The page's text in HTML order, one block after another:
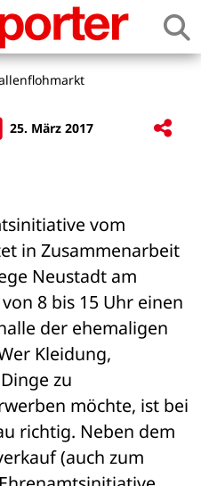
25. März 2017
vom
in Zusammenarbeit
Neustadt am
8 bis 15 Uhr einen
der ehemaligen
Kleidung,
zu
möchte, ist bei
richtig. Neben dem
(auch zum